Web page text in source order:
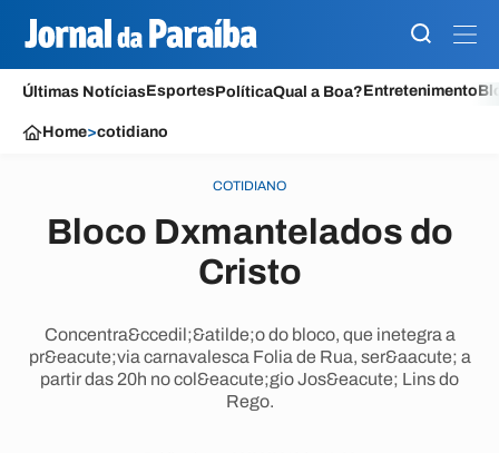
Últimas NotíciasEsportesPolíticaQual a Boa?Entretenimento
Home>cotidiano
COTIDIANO
Bloco Dxmantelados do
Cristo
Concentra&ccedil;&atilde;o do bloco, que inetegra a
pr&eacute;via carnavalesca Folia de Rua, ser&aacute; a
partir das 20h no col&eacute;gio Jos&eacute; Lins do
Rego.